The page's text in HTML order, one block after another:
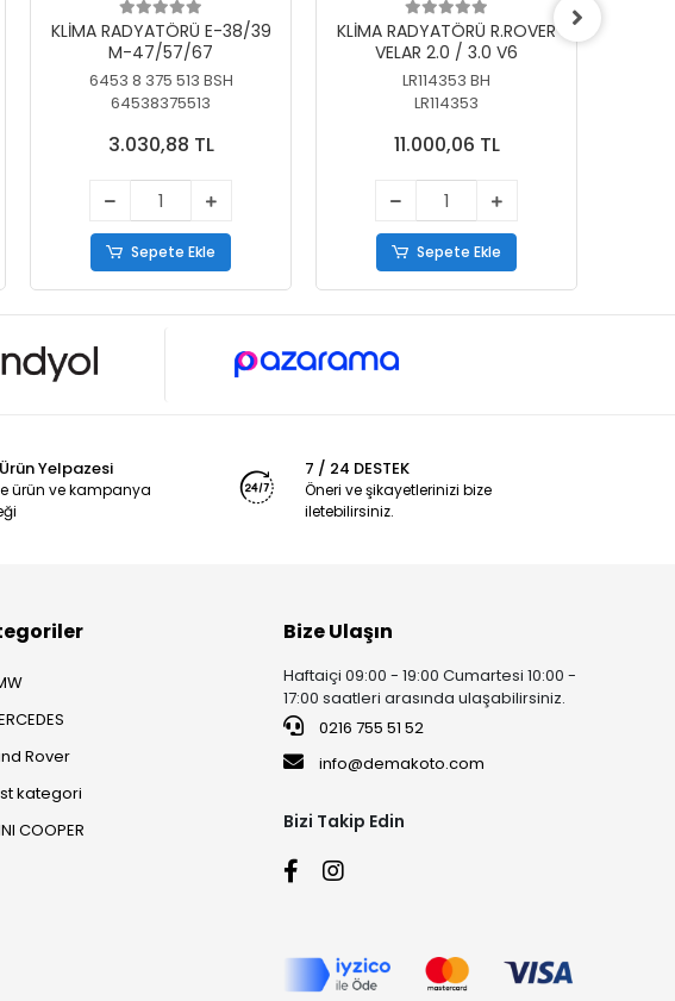
KLİMA RADYATÖRÜ E-38/39
M-47/57/67
6453 8 375 513 BSH
64538375513
3.030,88 TL
Sepete Ekle
KLİMA RADYATÖRÜ R.ROVER
VELAR 2.0 / 3.0 V6
LR114353 BH
LR114353
11.000,06 TL
Sepete Ekle
Yelpazesi
ürün ve kampanya
7 / 24 DESTEK
Öneri ve şikayetlerinizi bize
iletebilirsiniz.
Rover
kategori
COOPER
Bize Ulaşın
Haftaiçi 09:00 - 19:00 Cumartesi 10:00 -
17:00 saatleri arasında ulaşabilirsiniz.
0216 755 51 52
info@demakoto.com
Bizi Takip Edin